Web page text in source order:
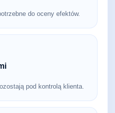
do oceny efektów.
pod kontrolą klienta.